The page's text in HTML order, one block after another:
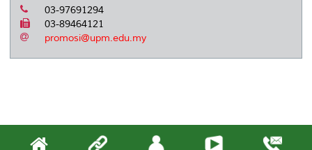
03-97691294
03-89464121
promosi@upm.edu.my